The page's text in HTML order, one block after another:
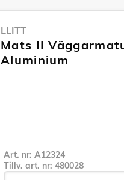
LLITT
Mats II
Aluminium
Art. nr: A12324
Tillv. art. nr: 480028